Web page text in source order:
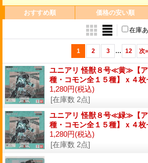
おすすめ順 価格の安い順
在庫
1 2 3 ... 12 次»
ユニアリ 怪獣８号≪黄≫【ア
種・コモン全１５種】ｘ４枚
1,280円(税込)
[在庫数 2点]
ユニアリ 怪獣８号≪緑≫【ア
種・コモン全１５種】ｘ４枚
1,280円(税込)
[在庫数 2点]